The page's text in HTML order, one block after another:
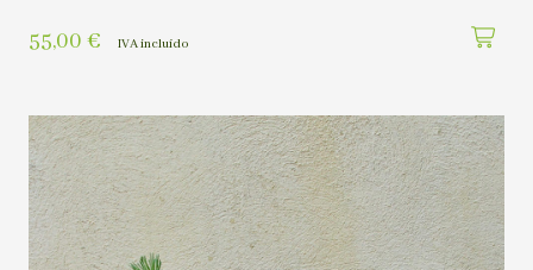
55,00 € IVA incluído